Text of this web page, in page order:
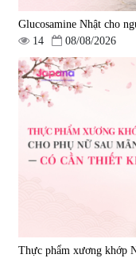
Viên uống phòng ngừa
tai biến Nattokinase Nano
Premium 120 viên
2.290.000 đ
Glucosamine Nhật cho
14
08/08/2026
Thực phẩm xương khớp